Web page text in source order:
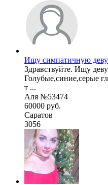
Ищу симпатичную
Здравствуйте. Ищу
Голубые,синие,серые
т ...
Аля №53474
60000 руб.
Саратов
3056